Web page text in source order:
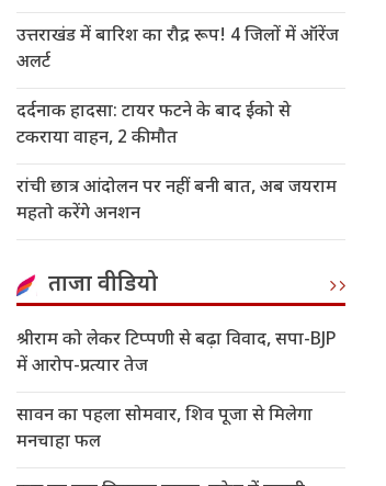
उत्तराखंड में बारिश का रौद्र रूप! 4 जिलों में ऑरेंज
अलर्ट
दर्दनाक हादसा: टायर फटने के बाद ईको से
टकराया वाहन, 2 की मौत
रांची छात्र आंदोलन पर नहीं बनी बात, अब जयराम
महतो करेंगे अनशन
ताजा वीडियो
श्रीराम को लेकर टिप्पणी से बढ़ा विवाद, सपा-BJP
में आरोप-प्रत्यार तेज
सावन का पहला सोमवार, शिव पूजा से मिलेगा
मनचाहा फल